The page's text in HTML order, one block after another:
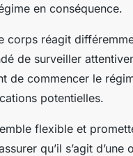
en conséquence.
corps réagit
de surveiller
commencer le
potentielles.
flexible et
qu’il s’agit